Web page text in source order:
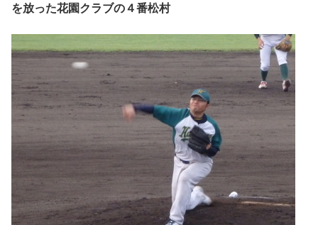
を放った花園クラブの４番松村